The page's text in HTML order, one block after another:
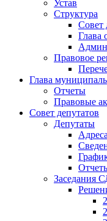
Устав
Структура
Совет
Глава
Правовое
Глава
Отчеты
Правовые
Совет депутатов
Депутаты
Заседания